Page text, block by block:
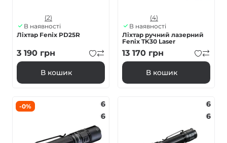
(2)
В наявності
Ліхтар Fenix PD25R
3 190 грн
В кошик
(4)
В наявності
Ліхтар ручний лазерний
Fenix TK30 Laser
13 170 грн
В кошик
-0%
6
6
6
6